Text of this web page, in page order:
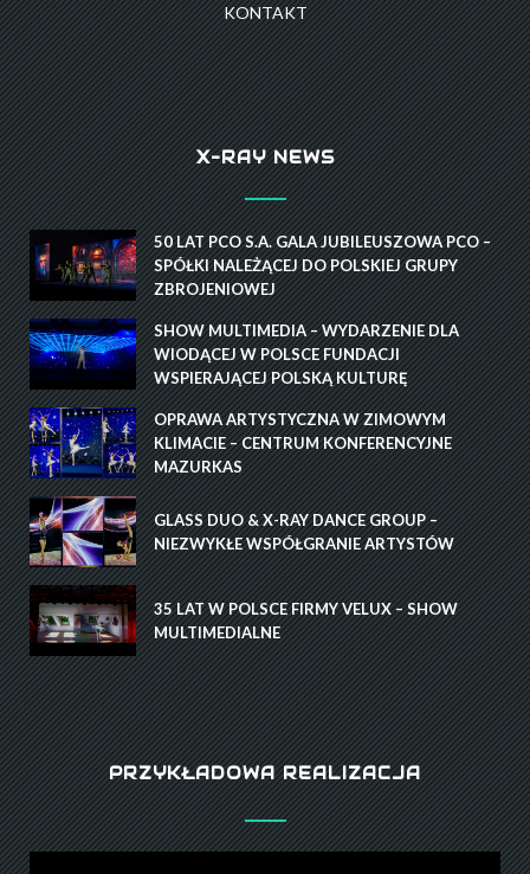
KONTAKT
X-RAY NEWS
50 LAT PCO S.A. GALA JUBILEUSZOWA PCO –
SPÓŁKI NALEŻĄCEJ DO POLSKIEJ GRUPY
ZBROJENIOWEJ
SHOW MULTIMEDIA – WYDARZENIE DLA
WIODĄCEJ W POLSCE FUNDACJI
WSPIERAJĄCEJ POLSKĄ KULTURĘ
OPRAWA ARTYSTYCZNA W ZIMOWYM
KLIMACIE – CENTRUM KONFERENCYJNE
MAZURKAS
GLASS DUO & X-RAY DANCE GROUP –
NIEZWYKŁE WSPÓŁGRANIE ARTYSTÓW
35 LAT W POLSCE FIRMY VELUX – SHOW
MULTIMEDIALNE
PRZYKŁADOWA REALIZACJA